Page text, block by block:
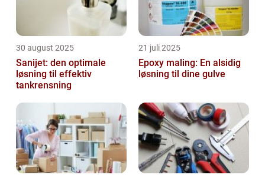
30 august 2025
Sanijet: den optimale
løsning til effektiv
tankrensning
21 juli 2025
Epoxy maling: En alsidig
løsning til dine gulve